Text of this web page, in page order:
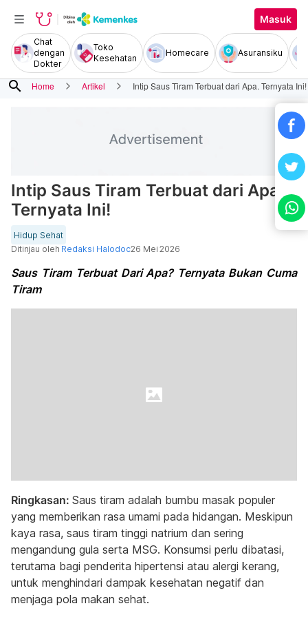
Masuk
Chat
dengan
Dokter
Toko
Kesehatan
Homecare Asuransiku
search Home Artikel Intip Saus Tiram Terbuat dari Apa. Ternyata Ini!
Intip Saus Tiram Terbuat dari Apa.
Ternyata Ini!
Hidup Sehat
Ditinjau oleh Redaksi Halodoc26 Mei 2026
Saus Tiram Terbuat Dari Apa? Ternyata Bukan Cuma
Tiram
Ringkasan: Saus tiram adalah bumbu masak populer
yang memberikan rasa umami pada hidangan. Meskipun
kaya rasa, saus tiram tinggi natrium dan sering
mengandung gula serta MSG. Konsumsi perlu dibatasi,
terutama bagi penderita hipertensi atau alergi kerang,
untuk menghindari dampak kesehatan negatif dan
menjaga pola makan sehat.